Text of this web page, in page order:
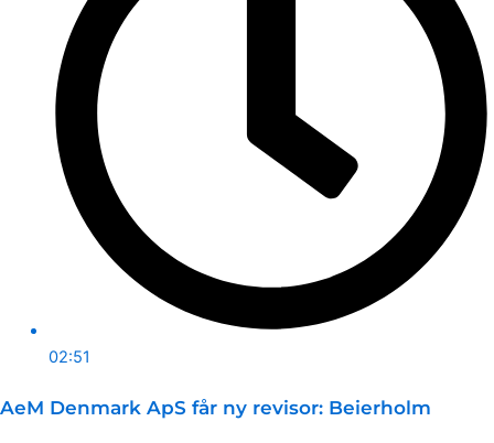
02:51
AeM Denmark ApS får ny revisor: Beierholm